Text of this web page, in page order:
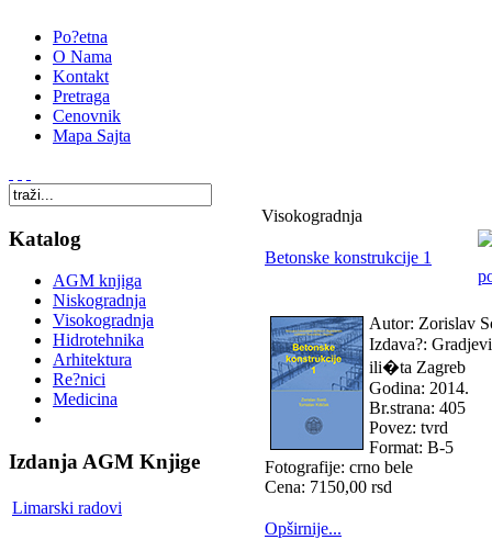
Po?etna
O Nama
Kontakt
Pretraga
Cenovnik
Mapa Sajta
Katalog
AGM knjiga
Niskogradnja
Visokogradnja
Hidrotehnika
Arhitektura
Re?nici
Medicina
Izdanja AGM Knjige
Limarski radovi
Visokogradnja
Betonske konstrukcije 1
Autor: Zorislav
Izdava?:
ili�ta Zagreb
Godina: 2014.
Br.strana: 405
Povez: tvrd
Format: B-5
Fotografije: crno bele
Cena: 7150,00 rsd
Opširnije...